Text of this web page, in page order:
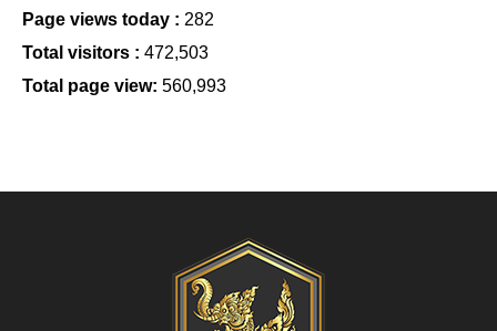
Page views today : 282
Total visitors : 472,503
Total page view: 560,993